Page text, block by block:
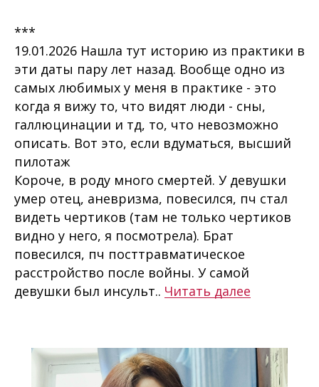
***
19.01.2026 Нашла тут историю из практики в
эти даты пару лет назад. Вообще одно из
самых любимых у меня в практике - это
когда я вижу то, что видят люди - сны,
галлюцинации и тд, то, что невозможно
описать. Вот это, если вдуматься, высший
пилотаж
Короче, в роду много смертей. У девушки
умер отец, аневризма, повесился, пч стал
видеть чертиков (там не только чертиков
видно у него, я посмотрела). Брат
повесился, пч посттравматическое
расстройство после войны. У самой
девушки был инсульт.. Читать далее